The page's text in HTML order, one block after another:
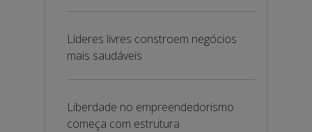
Líderes livres constroem negócios
mais saudáveis
Liberdade no empreendedorismo
começa com estrutura